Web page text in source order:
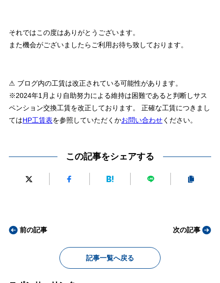
それではこの度はありがとうございます。
また機会がございましたらご利用お待ち致しております。
⚠ ブログ内の工賃は改正されている可能性があります。
※2024年1月より自助努力による維持は困難であると判断しサス
ペンション交換工賃を改正しております。 正確な工賃につきまし
てはHP工賃表を参照していただくかお問い合わせください。
この記事をシェアする
前の記事
記事一覧へ戻る
次の記事